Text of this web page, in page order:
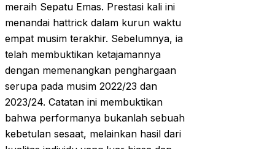
meraih Sepatu Emas. Prestasi kali ini
menandai hattrick dalam kurun waktu
empat musim terakhir. Sebelumnya, ia
telah membuktikan ketajamannya
dengan memenangkan penghargaan
serupa pada musim 2022/23 dan
2023/24. Catatan ini membuktikan
bahwa performanya bukanlah sebuah
kebetulan sesaat, melainkan hasil dari